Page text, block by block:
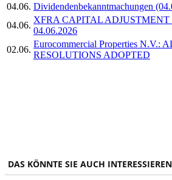
04.06. Dividendenbekanntmachungen
04.06.
XFRA CAPITAL
04.06.2026
02.06.
Eurocommercial Properties N.V.:
RESOLUTIONS ADOPTED